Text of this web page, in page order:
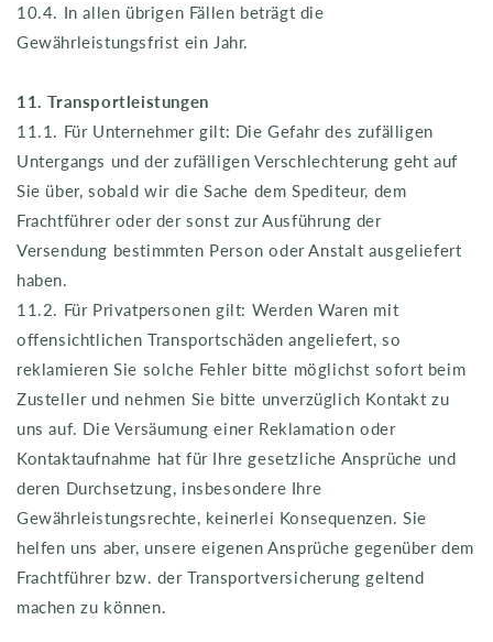
10.4. In allen übrigen Fällen beträgt die
Gewährleistungsfrist ein Jahr.
11. Transportleistungen
11.1. Für Unternehmer gilt: Die Gefahr des zufälligen
Untergangs und der zufälligen Verschlechterung geht auf
Sie über, sobald wir die Sache dem Spediteur, dem
Frachtführer oder der sonst zur Ausführung der
Versendung bestimmten Person oder Anstalt ausgeliefert
haben.
11.2. Für Privatpersonen gilt: Werden Waren mit
offensichtlichen Transportschäden angeliefert, so
reklamieren Sie solche Fehler bitte möglichst sofort beim
Zusteller und nehmen Sie bitte unverzüglich Kontakt zu
uns auf. Die Versäumung einer Reklamation oder
Kontaktaufnahme hat für Ihre gesetzliche Ansprüche und
deren Durchsetzung, insbesondere Ihre
Gewährleistungsrechte, keinerlei Konsequenzen. Sie
helfen uns aber, unsere eigenen Ansprüche gegenüber dem
Frachtführer bzw. der Transportversicherung geltend
machen zu können.